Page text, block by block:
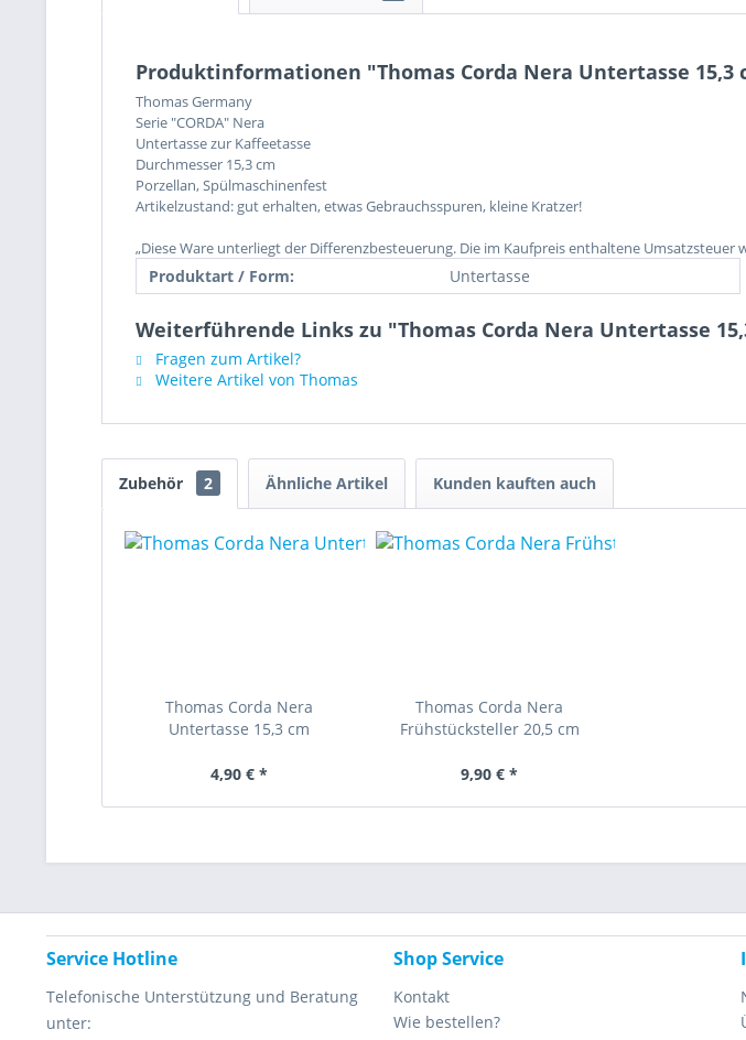
Produktinformationen "Thomas Corda Nera Untertasse 15,3
Thomas Germany
Serie "CORDA" Nera
Untertasse zur Kaffeetasse
Durchmesser 15,3 cm
Porzellan, Spülmaschinenfest
Artikelzustand: gut erhalten, etwas Gebrauchsspuren, kleine Kratzer!
„Diese Ware unterliegt der Differenzbesteuerung. Die im Kaufpreis enthaltene
Produktart / Form: Untertasse
Weiterführende Links zu "Thomas Corda Nera Untertasse
Fragen zum Artikel?
Weitere Artikel von Thomas
Zubehör 2 Ähnliche Artikel Kunden kauften auch
Thomas Corda Nera
Untertasse 15,3 cm
4,90 € *
Thomas Corda Nera
Frühstücksteller 20,5 cm
9,90 € *
Service Hotline
Telefonische Unterstützung und Beratung
unter:
Shop Service
Kontakt
Wie bestellen?